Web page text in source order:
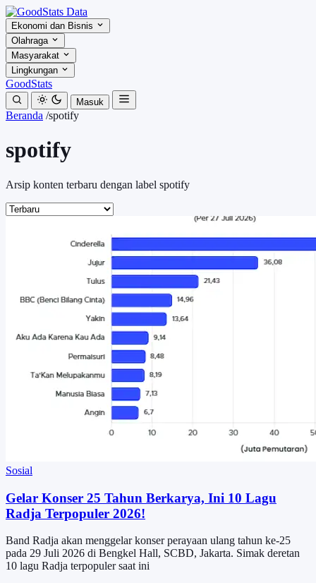
Ekonomi dan Bisnis
Olahraga
Masyarakat
Lingkungan
GoodStats
Masuk
Beranda /spotify
spotify
Arsip konten terbaru dengan label spotify
Sosial
Gelar Konser 25 Tahun Berkarya, Ini 10 Lagu
Radja Terpopuler 2026!
Band Radja akan menggelar konser perayaan ulang tahun ke-25
pada 29 Juli 2026 di Bengkel Hall, SCBD, Jakarta. Simak deretan
10 lagu Radja terpopuler saat ini